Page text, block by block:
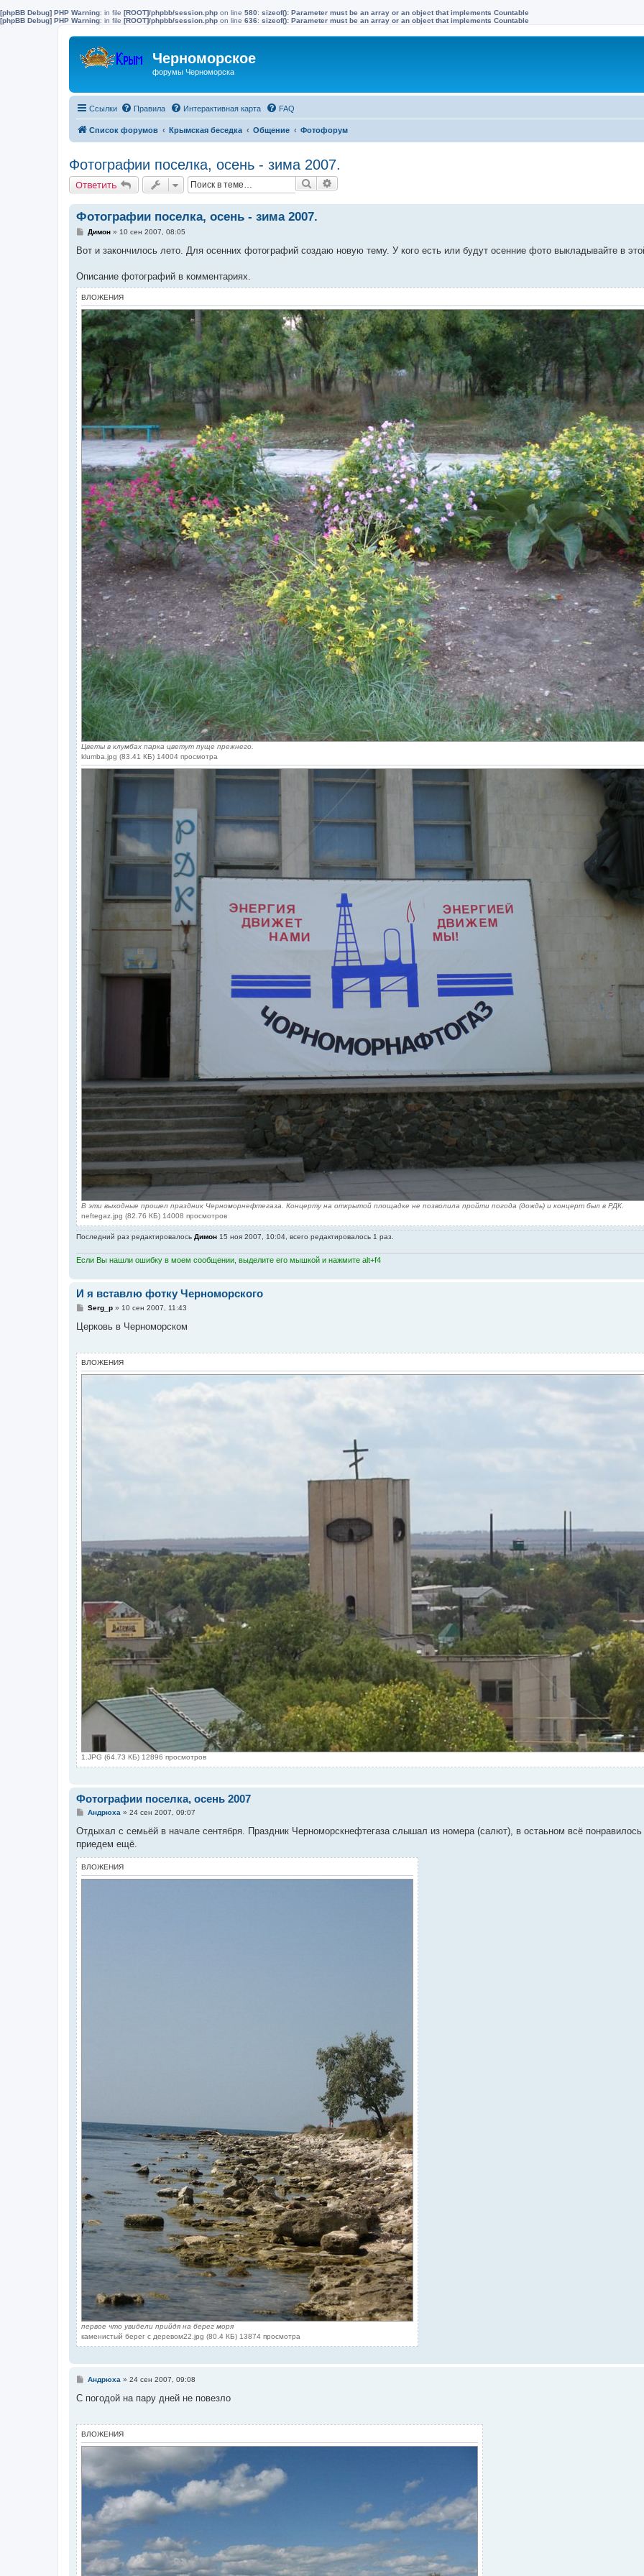
[phpBB Debug] PHP Warning: in file [ROOT]/phpbb/session.php on line 580: sizeof(): Parameter must be an array or an object that implements Countable
[phpBB Debug] PHP Warning: in file [ROOT]/phpbb/session.php on line 636: sizeof(): Parameter must be an array or an object that implements Countable
Черноморское
форумы Черноморска
Ссылки Правила Интерактивная карта FAQ
Список форумов Крымская беседка Общение Фотофорум
Фотографии поселка, осень - зима 2007.
Ответить Поиск
Фотографии поселка, осень - зима 2007.
С
о
е
е
Димон» 10 сен 2007, 08:05
Вот и закончилось лето. Для осенних фотографий создаю новую тему. У кого есть или будут осенние фото выкладывайте в
Описание фотографий в комментариях.
ВЛОЖЕНИЯ
Цветы в клумбах парка цветут пуще прежнего.
klumba.jpg (83.41 КБ) 14004 просмотра
В эти выходные прошел праздник Черноморнефтегаза. Концерту на открытой площадке не позволила пройти погода (дождь) и концерт был в РДК.
neftegaz.jpg (82.76 КБ) 14008 просмотров
Последний раз редактировалось Димон 15 ноя 2007, 10:04, всего редактировалось 1 раз.
Если Вы нашли ошибку в моем сообщении, выделите его мышкой и нажмите alt+f4
И я вставлю фотку Черноморского
С
о
б
н
и
е
Serg_p» 10 сен 2007, 11:43
Церковь в Черноморском
ВЛОЖЕНИЯ
1.JPG (64.73 КБ) 12896 просмотров
Фотографии поселка, осень 2007
С
о
б
щ
н
и
е
Андрюха» 24 сен 2007, 09:07
Отдыхал с семьёй в начале сентября. Праздник Черноморскнефтегаза слышал из номера (салют), в остаьном всё понравилось
приедем ещё.
ВЛОЖЕНИЯ
первое что увидели прийдя на берег моря
каменистый берег с деревом22.jpg (80.4 КБ) 13874 просмотра
С
о
н
и
е
Андрюха » 24 сен 2007, 09:08
С погодой на пару дней не повезло
ВЛОЖЕНИЯ